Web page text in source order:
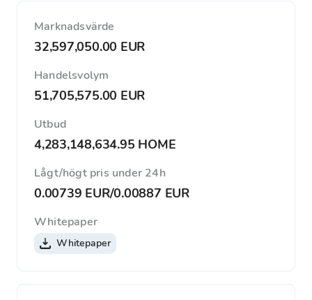
Marknadsvärde
32,597,050.00 EUR
Handelsvolym
51,705,575.00 EUR
Utbud
4,283,148,634.95 HOME
Lågt/högt pris under 24h
0.00739 EUR/0.00887 EUR
Whitepaper
Whitepaper